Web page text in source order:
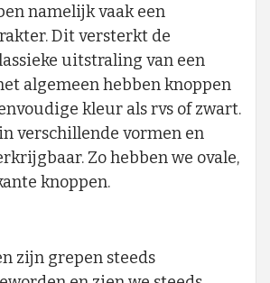
namelijk vaak een
Dit versterkt de
uitstraling van een
algemeen hebben knoppen
kleur als rvs of zwart.
verschillende vormen en
Zo hebben we ovale,
knoppen.
zijn grepen steeds